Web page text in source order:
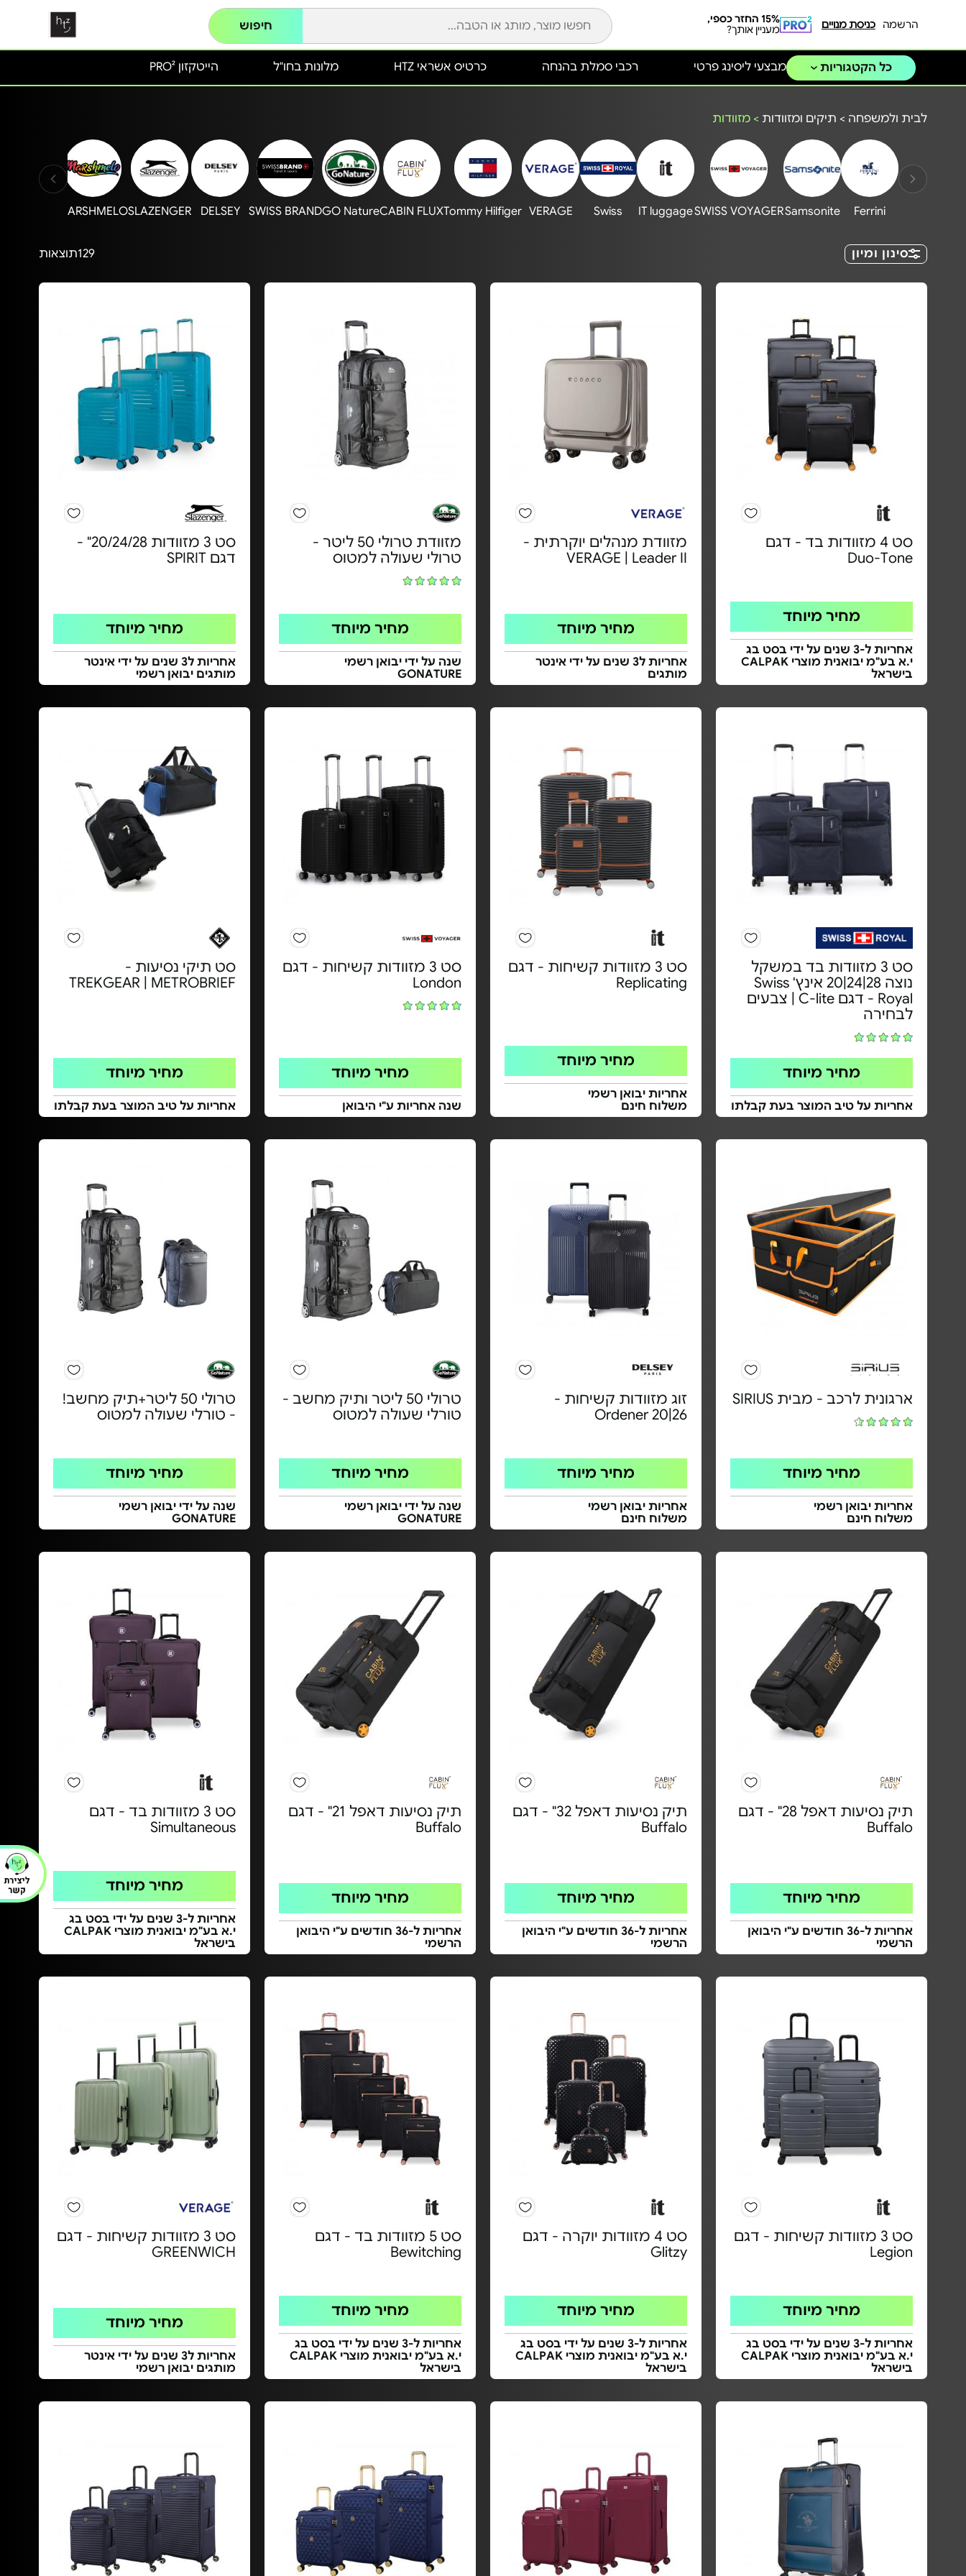
הרשמה כניסת מנויים
15% החזר כספי,
מעניין אותך?
חיפוש
כל הקטגוריות הייטקזון PRO² מלונות בחו"ל כרטיס אשראי HTZ מבצעי ליסינג פרטי רכבי סמלת בהנחה
לבית ולמשפחה > תיקים ומזוודות > מזוודות
Ferrini
Samsonite
SWISS VOYAGER
IT luggage
Swiss
VERAGE
Tommy Hilfiger
CABIN FLUX
GO Nature
SWISS BRAND
DELSEY
SLAZENGER
MARSHMELO
סינון ומיון 129תוצאות
סט 4 מזוודות בד - דגם
Duo-Tone
מחיר מיוחד
אחריות ל-3 שנים על ידי בסט בג
י.א בע"מ יבואנית מוצרי CALPAK
בישראל
מזוודת מנהלים יוקרתית -
VERAGE | Leader II
מחיר מיוחד
אחריות ל3 שנים על ידי אינטר
מותגים
מזוודת טרולי 50 ליטר -
טרולי שעולה למטוס
מחיר מיוחד
שנה על ידי יבואן רשמי
GONATURE
סט 3 מזוודות 20/24/28" -
דגם SPIRIT
מחיר מיוחד
אחריות ל3 שנים על ידי אינטר
מותגים יבואן רשמי
סט 3 מזוודות בד במשקל
נוצה 28|24|20 אינץ' Swiss
Royal - דגם C-lite | צבעים
לבחירה
מחיר מיוחד
אחריות על טיב המוצר בעת קבלתו
סט 3 מזוודות קשיחות - דגם
Replicating
מחיר מיוחד
אחריות יבואן רשמי
משלוח חינם
סט 3 מזוודות קשיחות - דגם
London
מחיר מיוחד
שנה אחריות ע"י היבואן
סט תיקי נסיעות -
TREKGEAR | METROBRIEF
מחיר מיוחד
אחריות על טיב המוצר בעת קבלתו
ארגונית לרכב - מבית SIRIUS
מחיר מיוחד
אחריות יבואן רשמי
משלוח חינם
זוג מזוודות קשיחות -
Ordener 20|26
מחיר מיוחד
אחריות יבואן רשמי
משלוח חינם
טרולי 50 ליטר ותיק מחשב -
טורלי שעולה למטוס
מחיר מיוחד
שנה על ידי יבואן רשמי
GONATURE
טרולי 50 ליטר+תיק מחשב!
- טורלי שעולה למטוס
מחיר מיוחד
שנה על ידי יבואן רשמי
GONATURE
תיק נסיעות דאפל 28" - דגם
Buffalo
מחיר מיוחד
אחריות ל-36 חודשים ע"י היבואן
הרשמי
תיק נסיעות דאפל 32" - דגם
Buffalo
מחיר מיוחד
אחריות ל-36 חודשים ע"י היבואן
הרשמי
תיק נסיעות דאפל 21" - דגם
Buffalo
מחיר מיוחד
אחריות ל-36 חודשים ע"י היבואן
הרשמי
סט 3 מזוודות בד - דגם
Simultaneous
מחיר מיוחד
אחריות ל-3 שנים על ידי בסט בג
י.א בע"מ יבואנית מוצרי CALPAK
בישראל
סט 3 מזוודות קשיחות - דגם
Legion
מחיר מיוחד
אחריות ל-3 שנים על ידי בסט בג
י.א בע"מ יבואנית מוצרי CALPAK
בישראל
סט 4 מזוודות יוקרה - דגם
Glitzy
מחיר מיוחד
אחריות ל-3 שנים על ידי בסט בג
י.א בע"מ יבואנית מוצרי CALPAK
בישראל
סט 5 מזוודות בד - דגם
Bewitching
מחיר מיוחד
אחריות ל-3 שנים על ידי בסט בג
י.א בע"מ יבואנית מוצרי CALPAK
בישראל
סט 3 מזוודות קשיחות - דגם
GREENWICH
מחיר מיוחד
אחריות ל3 שנים על ידי אינטר
מותגים יבואן רשמי